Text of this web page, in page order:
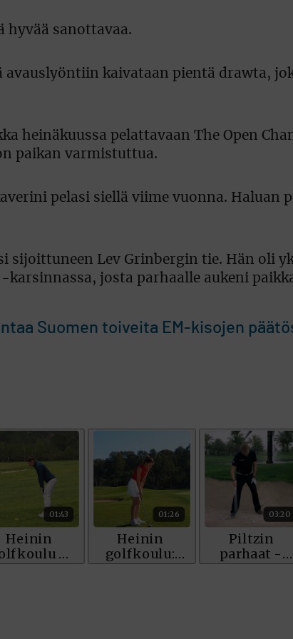
hyvää sanottavaa.
avauslyöntiin kaivataan pientä drawta,
heinäkuussa pelattavaan The Open
paikan varmistuttua.
pelasi siellä viime vuonna. Haluan
sijoittuneen Lev Grinbergin tie. Hän oli
karsinnassa, josta parhaalle aukeni
Suomen toiveita EM-kisojen